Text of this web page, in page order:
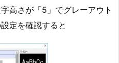
高さが「5」でグレーアウト
定を確認すると